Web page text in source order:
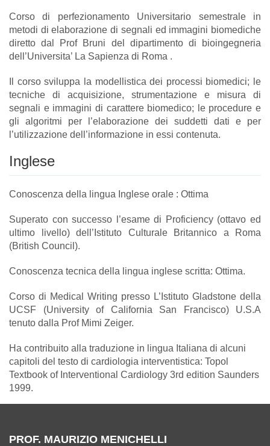
Corso di perfezionamento Universitario semestrale in
metodi di elaborazione di segnali ed immagini biomediche
diretto dal Prof Bruni del dipartimento di bioingegneria
dell’Universita’ La Sapienza di Roma .
Il corso sviluppa la modellistica dei processi biomedici; le
tecniche di acquisizione, strumentazione e misura di
segnali e immagini di carattere biomedico; le procedure e
gli algoritmi per l’elaborazione dei suddetti dati e per
l’utilizzazione dell’informazione in essi contenuta.
Inglese
Conoscenza della lingua Inglese orale : Ottima
Superato con successo l’esame di Proficiency (ottavo ed
ultimo livello) dell’Istituto Culturale Britannico a Roma
(British Council).
Conoscenza tecnica della lingua inglese scritta: Ottima.
Corso di Medical Writing presso L’Istituto Gladstone della
UCSF (University of California San Francisco) U.S.A
tenuto dalla Prof Mimi Zeiger.
Ha contribuito alla traduzione in lingua Italiana di alcuni
capitoli del testo di cardiologia interventistica: Topol
Textbook of Interventional Cardiology 3rd edition Saunders
1999.
PROF. MAURIZIO MENICHELLI